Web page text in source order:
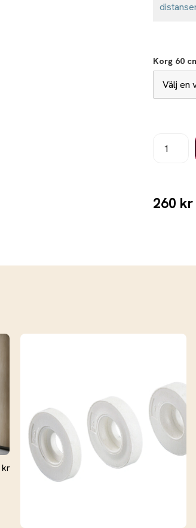
Korg 60
260 kr
kr